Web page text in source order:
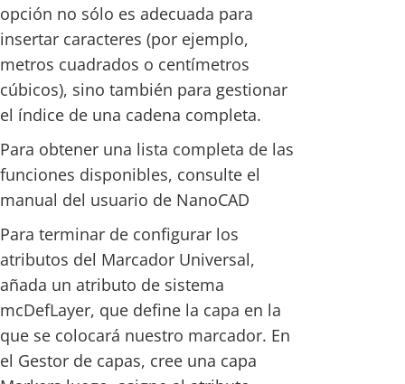
opción no sólo es adecuada para
insertar caracteres (por ejemplo,
metros cuadrados o centímetros
cúbicos), sino también para gestionar
el índice de una cadena completa.
Para obtener una lista completa de las
funciones disponibles, consulte el
manual del usuario de NanoCAD
Para terminar de configurar los
atributos del Marcador Universal,
añada un atributo de sistema
mcDefLayer, que define la capa en la
que se colocará nuestro marcador. En
el Gestor de capas, cree una capa